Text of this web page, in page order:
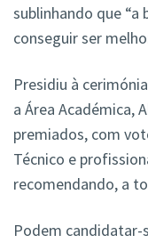
sublinhando que “a
conseguir ser
Presidiu à
a Área Académica,
premiados, com
Técnico e
recomendando, a
Podem candidatar-